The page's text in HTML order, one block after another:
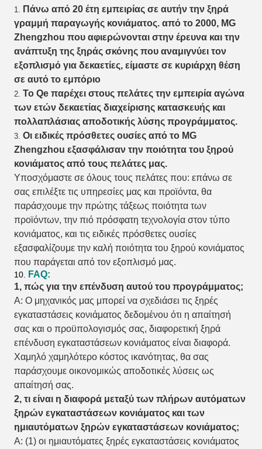
1.
Πάνω από 20 έτη εμπειρίας σε αυτήν την ξηρά
γραμμή παραγωγής κονιάματος. από το 2000, MG
Zhengzhou που αφιερώνονται στην έρευνα και την
ανάπτυξη της ξηράς σκόνης που αναμιγνύει τον
εξοπλισμό για δεκαετίες, είμαστε σε κυριάρχη θέση
σε αυτό το εμπόριο
2. Το Qe παρέχει στους πελάτες την εμπειρία αγώνα
των ετών δεκαετίας διαχείρισης κατασκευής και
πολλαπλάσιας αποδοτικής λύσης προγράμματος.
3. Οι ειδικές πρόσθετες ουσίες από το MG
Zhengzhou εξασφάλισαν την ποιότητα του ξηρού
κονιάματος από τους πελάτες μας.
Υποσχόμαστε σε όλους τους πελάτες που: επάνω σε
σας επιλέξτε τις υπηρεσίες μας και προϊόντα, θα
παράσχουμε την πρώτης τάξεως ποιότητα των
προϊόντων, την πιό πρόσφατη τεχνολογία στον τύπο
κονιάματος, και τις ειδικές πρόσθετες ουσίες
εξασφαλίζουμε την καλή ποιότητα του ξηρού κονιάματος
που παράγεται από τον εξοπλισμό μας.
10.
FAQ:
1, πώς για την επένδυση αυτού του προγράμματος;
Α: Ο μηχανικός μας μπορεί να σχεδιάσει τις ξηρές
εγκαταστάσεις κονιάματος δεδομένου ότι η απαίτησή
σας και ο προϋπολογισμός σας, διαφορετική ξηρά
επένδυση εγκαταστάσεων κονιάματος είναι διαφορά.
Χαμηλό χαμηλότερο κόστος ικανότητας, θα σας
παράσχουμε οικονομικώς αποδοτικές λύσεις ως
απαίτησή σας.
2, τι είναι η διαφορά μεταξύ των πλήρων αυτόματων
ξηρών εγκαταστάσεων κονιάματος και των
ημιαυτόματων ξηρών εγκαταστάσεων κονιάματος;
Α: (1) οι ημιαυτόματες ξηρές εγκαταστάσεις κονιάματος